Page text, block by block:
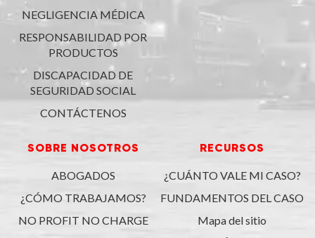
NEGLIGENCIA MÉDICA
RESPONSABILIDAD POR
PRODUCTOS
DISCAPACIDAD DE
SEGURIDAD SOCIAL
CONTÁCTENOS
SOBRE NOSOTROS
ABOGADOS
¿CÓMO TRABAJAMOS?
NO PROFIT NO CHARGE
RECURSOS
¿CUÁNTO VALE MI CASO?
FUNDAMENTOS DEL CASO
Mapa del sitio